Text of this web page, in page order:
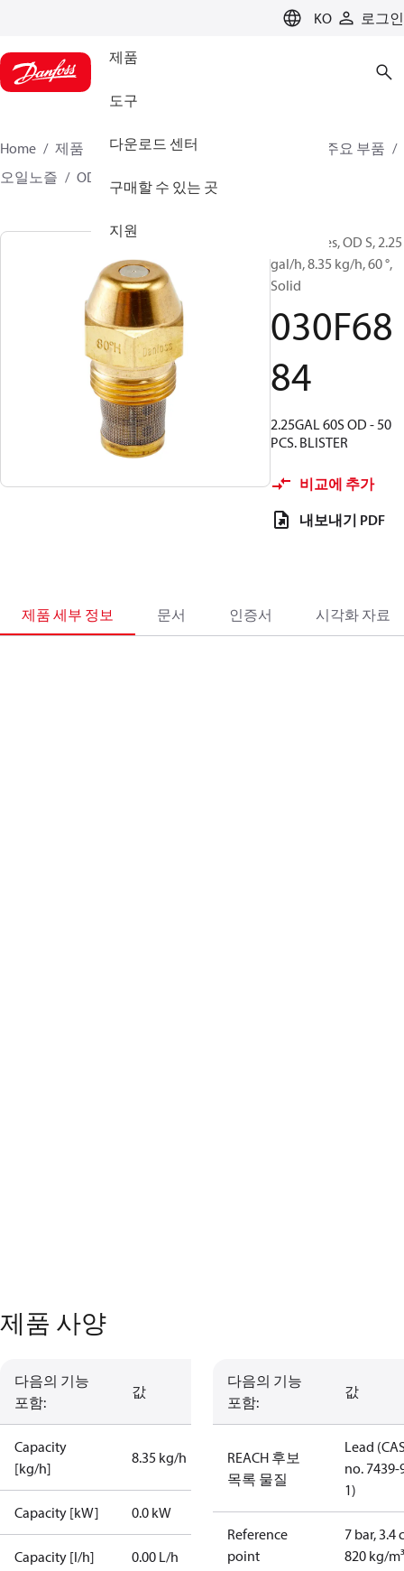
KO 로그인
제품
도구
다운로드 센터
구매할 수 있는 곳
지원
Home 제품 클라이미트 솔루션스 - 히팅
버너 주요 부품
오일노즐
OD B / OD H / OD S 030F6884
Oil Nozzles, OD S, 2.25
gal/h, 8.35 kg/h, 60 °,
Solid
030F68
84
2.25GAL 60S OD - 50
PCS. BLISTER
비교에 추가
내보내기 PDF
제품 세부 정보 문서 인증서 시각화 자료
제품 사양
다음의 기능
포함:
값
Capacity
[kg/h]
8.35 kg/h
Capacity [kW] 0.0 kW
Capacity [l/h] 0.00 L/h
다음의 기능
포함:
값
REACH 후보
목록 물질
Lead
no. 7439-
1)
Reference
point
7 bar, 3.4
820 kg/m³